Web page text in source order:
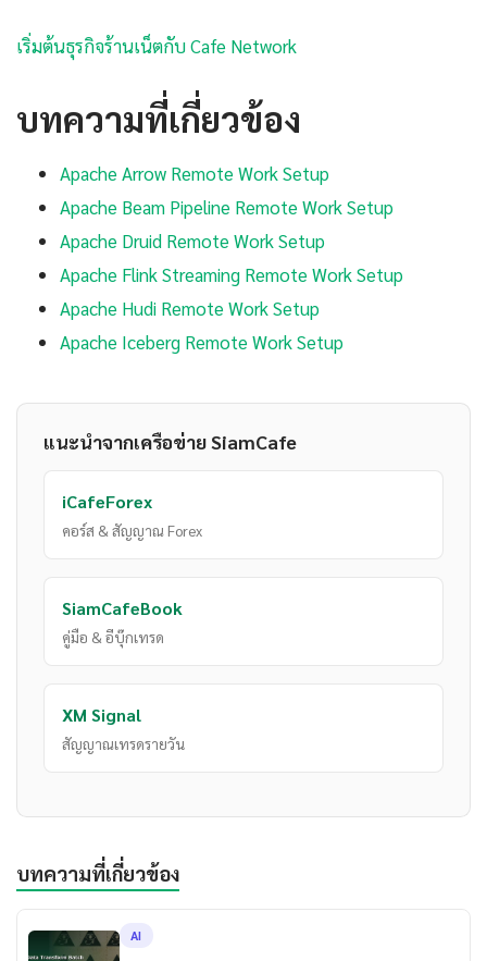
เริ่มต้นธุรกิจร้านเน็ตกับ Cafe Network
บทความที่เกี่ยวข้อง
Apache Arrow Remote Work Setup
Apache Beam Pipeline Remote Work Setup
Apache Druid Remote Work Setup
Apache Flink Streaming Remote Work Setup
Apache Hudi Remote Work Setup
Apache Iceberg Remote Work Setup
แนะนำจากเครือข่าย SiamCafe
iCafeForex
คอร์ส & สัญญาณ Forex
SiamCafeBook
คู่มือ & อีบุ๊กเทรด
XM Signal
สัญญาณเทรดรายวัน
บทความที่เกี่ยวข้อง
AI